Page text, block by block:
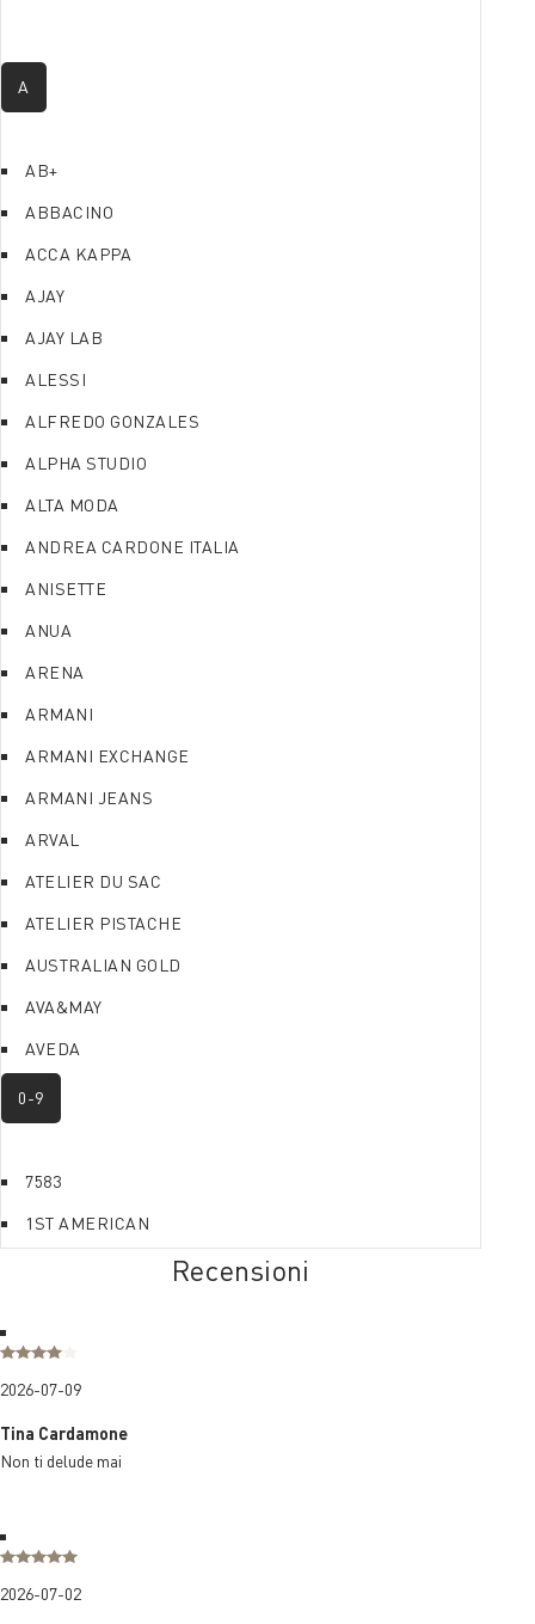
A
AB+
ABBACINO
ACCA KAPPA
AJAY
AJAY LAB
ALESSI
ALFREDO GONZALES
ALPHA STUDIO
ALTA MODA
ANDREA CARDONE ITALIA
ANISETTE
ANUA
ARENA
ARMANI
ARMANI EXCHANGE
ARMANI JEANS
ARVAL
ATELIER DU SAC
ATELIER PISTACHE
AUSTRALIAN GOLD
AVA&MAY
AVEDA
0-9
7583
1ST AMERICAN
Recensioni
2026-07-09
Tina Cardamone
Non ti delude mai
2026-07-02